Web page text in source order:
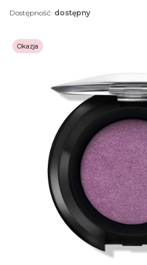
Dostępność: dostępny
Okazja